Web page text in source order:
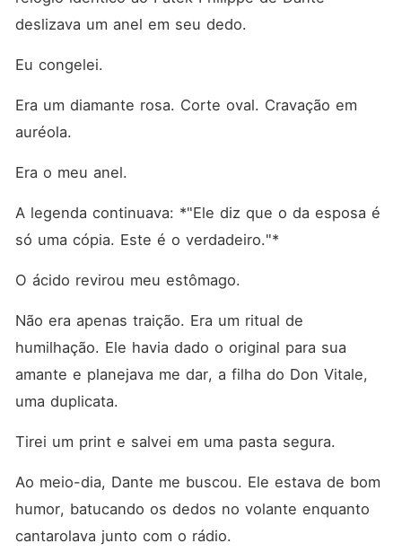
deslizava um anel em seu dedo.
Eu congelei.
Era um diamante rosa. Corte oval. Cravação em
auréola.
Era o meu anel.
A legenda continuava: *"Ele diz que o da esposa é
só uma cópia. Este é o verdadeiro."*
O ácido revirou meu estômago.
Não era apenas traição. Era um ritual de
humilhação. Ele havia dado o original para sua
amante e planejava me dar, a filha do Don Vitale,
uma duplicata.
Tirei um print e salvei em uma pasta segura.
Ao meio-dia, Dante me buscou. Ele estava de bom
humor, batucando os dedos no volante enquanto
cantarolava junto com o rádio.